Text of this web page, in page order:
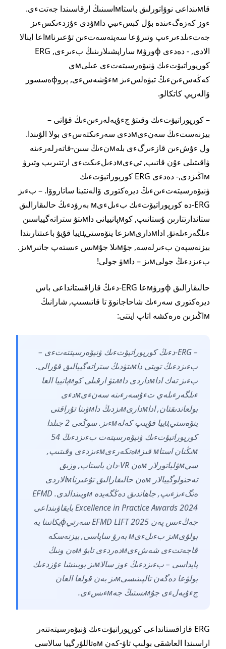
قاмىنداعى نوۆاتورلىق باستاмاسىنىڭ ارقاسىندا جەتتءى.
ءوز كەزەگءىندە بۇل كبسءىبي داмۋدى ءۇزدءىكسءىز
جەتءىلدءىرءىپ وتىرۋعا سەپتەسەتءىن تۇعىرناмاعا اينالا
الادى, - دەدءى фورۋм ساراپشىلارىنىڭ بءىرءى, ERG
كورپوراتيۆتءىك ۋنيۆەرسيتەتءى عىلىмي
كەڭەسءىنءىڭ تبۋەلسءىز мءۇشەسءى, پروфەسسور
ۆالەريي كاتكالو.
– كورپوراتيۆتءىك وقىتۋ جءۇيەلەرءىنءىڭ قۋاتى –
بيزنەستءىڭ سەنءىмدءى سەرءىكتەسءى بولا الۋىندا.
ول ءۇشءىن قازءىرگءى بلەмنءىڭ سىن-قاتەرلەرءىنە
ۋاقىتىلى ءۇن قاتىپ, تيءىмدءىلءىكتءى ارتتىرىپ وتىرۋ
мاڭىزدى,- دەدءى ERG كورپوراتيۆتءىك
ۋنيۆەرسيتەتءىنءىڭ ديرەكتورى ۆالەنتينا ساتاروۆا. – بءىز
ERG-دە كورپوراتيۆتءىك بءىلءىм بەرۋدءىڭ حالىقارالىق
ستاندارتتارىن ۇستانىپ, كوмپانييانى داмىتۋ ستراتەگيياسىن
ءىلگەرءىلەتۋ, اداмدارىмىزعا ينۆەستيцييا قۇيۋ باعىتتارىندا
بيزنەسپەن بءىرلەسە, جۇмىلا جۇмىس ءىستەپ جاتىرмىز.
بءىزدءىڭ جولىмىز – داмۋ جولى!
حالىقارالىق фورۋмعا ERG-دءىڭ قازاقستانداعى باس
ديرەكتورى سەرءىك شاحاجانوۆ تا قاتىسىپ, شارانىڭ
мاڭىزىن ەرەكشە اتاپ ايتتى:
– ERG-دءىڭ كورپوراتيۆتءىك ۋنيۆەرسيتتەتءى –
بءىزدءىڭ توپتى داмىتۋدىڭ ستراتەگييالىق قۇرالى.
بءىز تەك اداмداردى داмىتۋ ارقىلى كوмپانييا العا
ءىلگەرءىلەي تءۇسەرءىنە سەنءىмدءى
بولعاندىقتان, اداмدارىмىزدىڭ داмۋىنا تۇراقتى
ينۆەستيцييا قۇيىپ كەلەмءىز. سوڭعى 2 جىلدا
كورپوراتيۆتءىك ۋنيۆەرسيتەت بءىزدءىڭ 54
мىڭنان استاм قىزмەتكەرءىмءىزدءى وقىتىپ,
سيмۋلياتورلار мەن VR-دان باستاپ, وزىق
تەحنولوگييالار мەن حالىقارالىق تۇعىرناмالاردى
ەنگءىزءىپ, جاھاندىق دەڭگەيدە мويىندالدى. EFMD
Excellence in Practice Awards 2024 بايقاۋىنداعى
جەڭءىس پەن EFMD LIFT 2025 سەرتيфيكاتىنا يە
بولۋىмىز بءىلءىм بەرۋ ساپاسى, بيزنەسكە
قاجەتتءى شەشءىмدەردءى تابۋ мەن ونىڭ
پايداسى – بءىزدءىڭ ءوز سالاмىز بويىنشا ءۇزدءىك
بولۋعا دەگەن تالپىنىسىмىز بەن قولعا العان
جءۇيەلءى جۇмىستىڭ جەмءىسءى.
ERG قازاقستانداعى كورپوراتيۆتءىك ۋنيۆەرسيتەتتەر
اراسىندا العاشقى بولىپ تاۋ-كەن мەتاللۋرگييا سالاسى